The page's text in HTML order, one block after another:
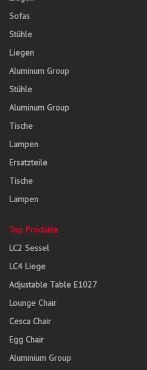
Sofas
Stühle
Liegen
Aluminum Group
Stühle
Aluminum Group
Tische
Lampen
Ersatzteile
Tische
Lampen
Top Produkte
LC2 Sessel
LC4 Liege
Adjustable Table E1027
Lounge Chair
Cesca Chair
Egg Chair
Aluminium Group